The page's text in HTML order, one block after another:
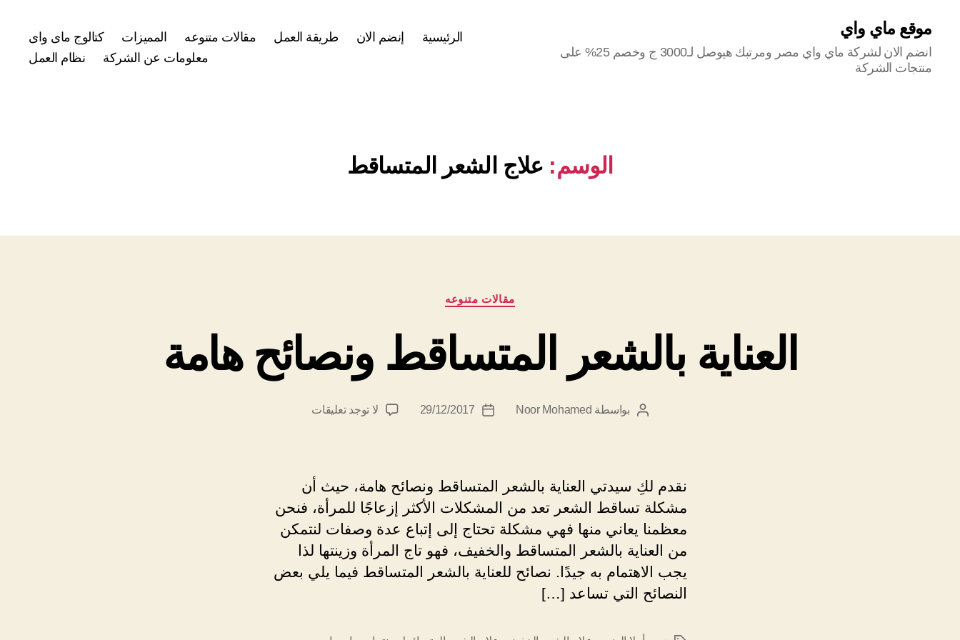
موقع ماي واي
انضم الان لشركة ماي واي مصر ومرتبك هيوصل لـ3000 ج وخصم 25% على
منتجات الشركة
الرئيسية إنضم الان طريقة العمل مقالات متنوعه المميزات
كتالوج ماى واى
معلومات عن الشركة
نظام العمل
الوسم: علاج الشعر المتساقط
التصنيفات
مقالات متنوعه
العناية بالشعر المتساقط ونصائح هامة
كاتببواسطة Noor Mohamed
تاريخ29/12/2017 لا توجد تعليقاتعلى
هامة
نقدم لكِ سيدتي العناية بالشعر المتساقط ونصائح هامة، حيث أن
مشكلة تساقط الشعر تعد من المشكلات الأكثر إزعاجًا للمرأة، فنحن
معظمنا يعاني منها فهي مشكلة تحتاج إلى إتباع عدة وصفات لنتمكن
من العناية بالشعر المتساقط والخفيف، فهو تاج المرأة وزينتها لذا
يجب الاهتمام به جيدًا. نصائح للعناية بالشعر المتساقط فيما يلي بعض
النصائح التي تساعد […]